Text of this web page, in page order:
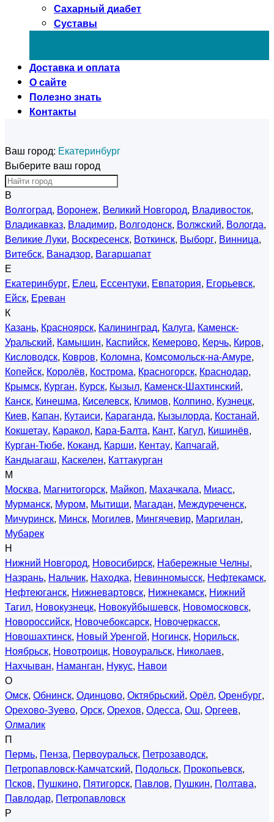
Сахарный диабет
Суставы
Доставка и оплата
О сайте
Полезно знать
Контакты
Ваш город: Екатеринбург
Выберите ваш город
В
Волгоград, Воронеж, Великий Новгород, Владивосток,
Владикавказ, Владимир, Волгодонск, Волжский, Вологда,
Великие Луки, Воскресенск, Воткинск, Выборг, Винница,
Витебск, Ванадзор, Вагаршапат
Е
Екатеринбург, Елец, Ессентуки, Евпатория, Егорьевск,
Ейск, Ереван
К
Казань, Красноярск, Калининград, Калуга, Каменск-
Уральский, Камышин, Каспийск, Кемерово, Керчь, Киров,
Кисловодск, Ковров, Коломна, Комсомольск-на-Амуре,
Копейск, Королёв, Кострома, Красногорск, Краснодар,
Крымск, Курган, Курск, Кызыл, Каменск-Шахтинский,
Канск, Кинешма, Киселевск, Климов, Колпино, Кузнецк,
Киев, Капан, Кутаиси, Караганда, Кызылорда, Костанай,
Кокшетау, Каракол, Кара-Балта, Кант, Кагул, Кишинёв,
Курган-Тюбе, Коканд, Карши, Кентау, Капчагай,
Кандыагаш, Каскелен, Каттакурган
М
Москва, Магнитогорск, Майкоп, Махачкала, Миасс,
Мурманск, Муром, Мытищи, Магадан, Междуреченск,
Мичуринск, Минск, Могилев, Мингячевир, Маргилан,
Мубарек
Н
Нижний Новгород, Новосибирск, Набережные Челны,
Назрань, Нальчик, Находка, Невинномысск, Нефтекамск,
Нефтеюганск, Нижневартовск, Нижнекамск, Нижний
Тагил, Новокузнецк, Новокуйбышевск, Новомосковск,
Новороссийск, Новочебоксарск, Новочеркасск,
Новошахтинск, Новый Уренгой, Ногинск, Норильск,
Ноябрьск, Новотроицк, Новоуральск, Николаев,
Нахчыван, Наманган, Нукус, Навои
О
Омск, Обнинск, Одинцово, Октябрьский, Орёл, Оренбург,
Орехово-Зуево, Орск, Орехов, Одесса, Ош, Оргеев,
Олмалик
П
Пермь, Пенза, Первоуральск, Петрозаводск,
Петропавловск-Камчатский, Подольск, Прокопьевск,
Псков, Пушкино, Пятигорск, Павлов, Пушкин, Полтава,
Павлодар, Петропавловск
Р